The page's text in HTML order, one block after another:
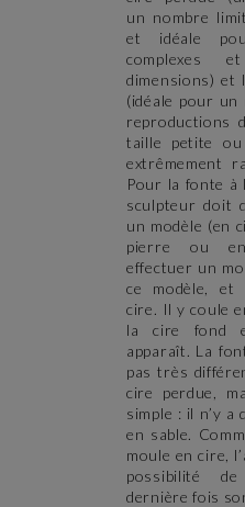
un nombre
et idéale
complexes
dimensions) et
(idéale pour un
reproductions
taille petite ou
extrêmement
Pour la fonte à
sculpteur doit
un modèle (en
pierre ou
effectuer un
ce modèle, et
cire. Il y coule
la cire fond
apparaît. La
pas très
cire perdue,
simple : il n’y a
en sable.
moule en cire,
possibilité
dernière fois